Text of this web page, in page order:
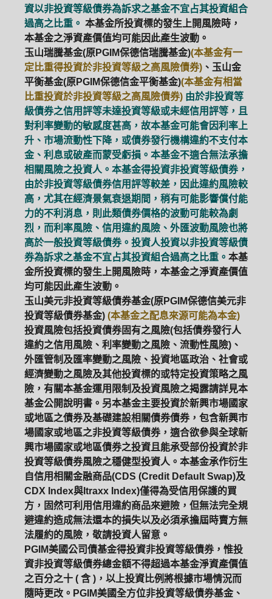
資以非投資等級債券為訴求之基金不宜占其投資組合
過高之比重。 本基金所投資標的發生上開風險時，
本基金之淨資產價值均可能因此產生波動。
玉山瑞騰基金(原PGIM保德信瑞騰基金)(本基金有一
定比重得投資於非投資等級之高風險債券) 、玉山金
平衡基金(原PGIM保德信金平衡基金)(本基金有相當
比重投資於非投資等級之高風險債券) 由於非投資等
級債券之信用評等未達投資等級或未經信用評等，且
對利率變動的敏感度甚高，故本基金可能會因利率上
升、市場流動性下降，或債券發行機構違約不支付本
金、利息或破產而蒙受虧損。本基金不適合無法承擔
相關風險之投資人。本基金得投資非投資等級債券，
由於非投資等級債券信用評等較差，因此違約風險較
高，尤其在經濟景氣衰退期間，稍有可能影響償付能
力的不利消息，則此類債券價格的波動可能較為劇
烈，而利率風險、信用違約風險、外匯波動風險也將
高於一般投資等級債券。投資人投資以非投資等級債
券為訴求之基金不宜占其投資組合過高之比重。 本基
金所投資標的發生上開風險時，本基金之淨資產價值
均可能因此產生波動。
玉山美元非投資等級債券基金(原PGIM保德信美元非
投資等級債券基金) (本基金之配息來源可能為本金)
投資風險包括投資債券固有之風險(包括債券發行人
違約之信用風險、利率變動之風險、流動性風險)、
外匯管制及匯率變動之風險、投資地區政治、社會或
經濟變動之風險及其他投資標的或特定投資策略之風
險，有關本基金運用限制及投資風險之揭露請詳見本
基金公開說明書。另本基金主要投資於新興市場國家
或地區之債券及基礎建設相關債券債券，包含新興市
場國家或地區之非投資等級債券，適合欲參與全球新
興市場國家或地區債券之投資且能承受部份投資於非
投資等級債券風險之穩健型投資人。本基金承作衍生
自信用相關金融商品(CDS (Credit Default Swap)及
CDX Index與Itraxx Index)僅得為受信用保護的買
方，固然可利用信用違約商品來避險，但無法完全規
避違約造成無法還本的損失以及必須承擔屆時賣方無
法履約的風險，敬請投資人留意。
PGIM美國公司債基金得投資非投資等級債券，惟投
資非投資等級債券總金額不得超過本基金淨資產價值
之百分之十 ( 含 )，以上投資比例將根據市場情況而
隨時更改。PGIM美國全方位非投資等級債券基金、